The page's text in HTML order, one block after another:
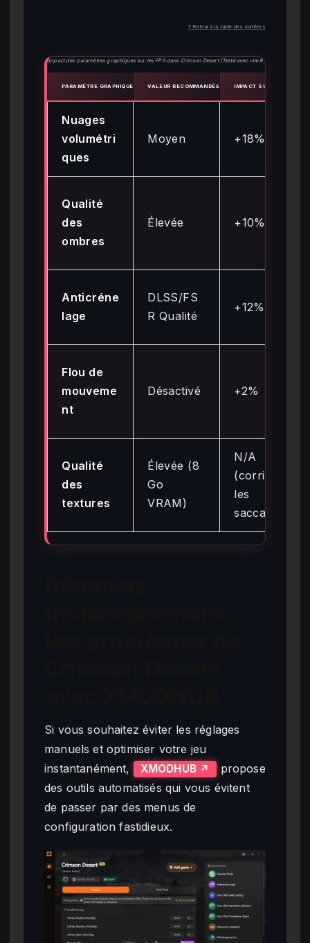
↑ Retour à la table des matières
Impact des paramètres graphiques sur les FPS dans Crimson Desert (Testé avec une RTX 4070)
PARAMÈTRE GRAPHIQUE VALEUR RECOMMANDÉE IMPACT SUR LES FPS (%)
Nuages
volumétri
ques
Moyen +18%
Qualité
des
ombres
Élevée +10%
Anticréne
lage
DLSS/FS
R Qualité
+12%
Flou de
mouveme
nt
Désactivé +2%
Qualité
des
textures
Élevée (8
Go
VRAM)
N/A
(corrige
les
saccades)
Si vous souhaitez éviter les réglages
manuels et optimiser votre jeu
instantanément,
XMODHUB ↗
propose
des outils automatisés qui vous évitent
de passer par des menus de
configuration fastidieux.